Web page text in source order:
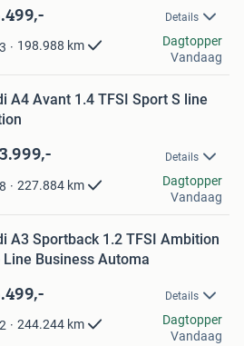
Details
198.988 km
Dagtopper
Vandaag
A4 Avant 1.4 TFSI Sport S line
Details
227.884 km
Dagtopper
Vandaag
A3 Sportback 1.2 TFSI Ambition
Line Business Automa
Details
244.244 km
Dagtopper
Vandaag